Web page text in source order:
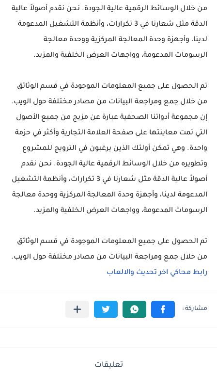
من خلال الوسائط الرقمية عالية الجودة. نحن نقدم أصولاً عالية
الدقة مثل شعارنا في 3 تكرارات، وأنظمة التشغيل المدعومة
لدينا، وأجهزة وحدة المعالجة المركزية ووحدة معالجة
الرسومات المدعومة، وواجهات العرض الخلفية والمزيد.
تم الحصول على جميع المعلومات الموجودة في قسم الوثائق
من خلال جمع ومراجعة البيانات من مصادر مختلفة حول الويب.
إن مجموعة أدواتنا الصحفية عبارة عن مزيج من جميع الأصول
التي تمت معاينتها على صفحة العلامة التجارية وأكثر في حزمة
واحدة. وهي تمكن أولئك الذين يرغبون في الترويج للمشروع
وتطويره من خلال الوسائط الرقمية عالية الجودة. نحن نقدم
أصولاً عالية الدقة مثل شعارنا في 3 تكرارات، وأنظمة التشغيل
المدعومة لدينا، وأجهزة وحدة المعالجة المركزية ووحدة معالجة
الرسومات المدعومة، وواجهات العرض الخلفية والمزيد.
تم الحصول على جميع المعلومات الموجودة في قسم الوثائق
من خلال جمع ومراجعة البيانات من مصادر مختلفة حول الويب.
رابط محاكي اخر تحديث والالعاب
تعليقات